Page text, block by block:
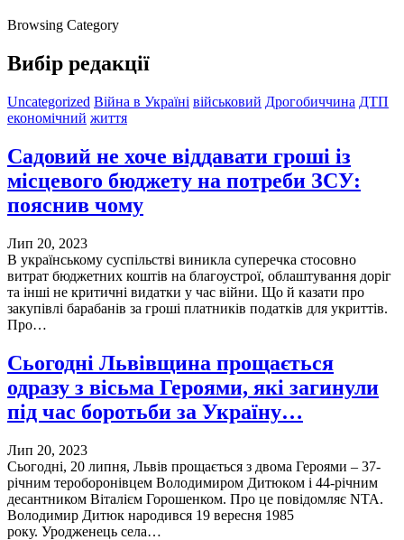
Browsing Category
Вибір редакції
Uncategorized Війна в Україні військовий Дрогобиччина ДТП
економічний життя
Садовий не хоче віддавати гроші із
місцевого бюджету на потреби ЗСУ:
пояснив чому
Лип 20, 2023
В українському суспільстві виникла суперечка стосовно
витрат бюджетних коштів на благоустрої, облаштування доріг
та інші не критичні видатки у час війни. Що й казати про
закупівлі барабанів за гроші платників податків для укриттів.
Про…
Сьогодні Львівщина прощається
одразу з вісьма Героями, які загинули
під час боротьби за Україну…
Лип 20, 2023
Сьогодні, 20 липня, Львів прощається з двома Героями – 37-
річним тероборонівцем Володимиром Дитюком і 44-річним
десантником Віталієм Горошенком. Про це повідомляє NTA.
Володимир Дитюк народився 19 вересня 1985
року. Уродженець села…